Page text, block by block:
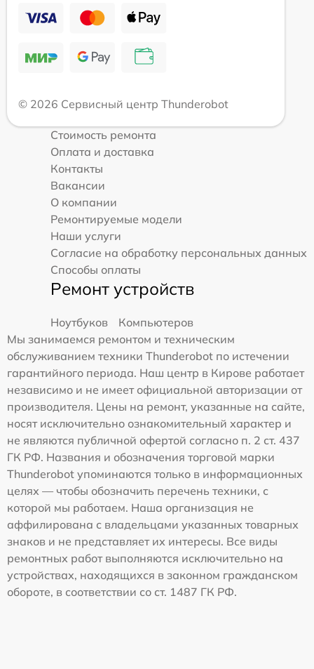
© 2026 Сервисный центр Thunderobot
Стоимость ремонта
Оплата и доставка
Контакты
Вакансии
О компании
Ремонтируемые модели
Наши услуги
Согласие на обработку персональных данных
Способы оплаты
Ремонт устройств
Ноутбуков
Компьютеров
Мы занимаемся ремонтом и техническим
обслуживанием техники Thunderobot по истечении
гарантийного периода. Наш центр в Кирове работает
независимо и не имеет официальной авторизации от
производителя. Цены на ремонт, указанные на сайте,
носят исключительно ознакомительный характер и
не являются публичной офертой согласно п. 2 ст. 437
ГК РФ. Названия и обозначения торговой марки
Thunderobot упоминаются только в информационных
целях — чтобы обозначить перечень техники, с
которой мы работаем. Наша организация не
аффилирована с владельцами указанных товарных
знаков и не представляет их интересы. Все виды
ремонтных работ выполняются исключительно на
устройствах, находящихся в законном гражданском
обороте, в соответствии со ст. 1487 ГК РФ.